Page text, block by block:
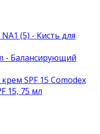
(5) - Кисть для
- Балансирующий
SPF 15 Comodex
15, 75 мл